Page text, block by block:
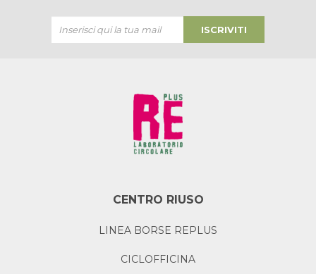
ISCRIVITI
CENTRO RIUSO
LINEA BORSE REPLUS
CICLOFFICINA